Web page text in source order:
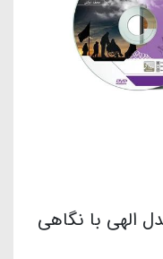
الهی با نگاهی